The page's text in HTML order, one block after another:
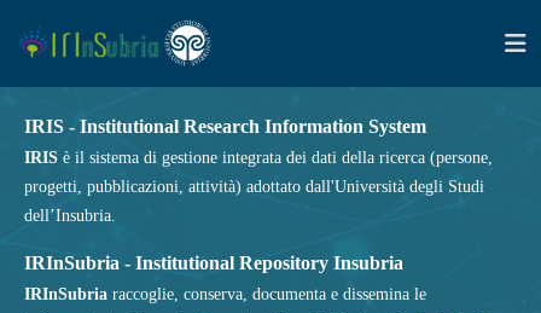
IRIS - Institutional Research Information System
IRIS è il sistema di gestione integrata dei dati della ricerca (persone,
progetti, pubblicazioni, attività) adottato dall'Università degli Studi
dell’Insubria.
IRInSubria - Institutional Repository Insubria
IRInSubria raccoglie, conserva, documenta e dissemina le